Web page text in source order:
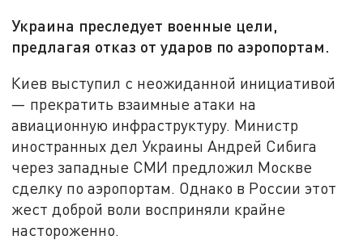
Украина преследует военные цели,
предлагая отказ от ударов по аэропортам.
Киев выступил с неожиданной инициативой
— прекратить взаимные атаки на
авиационную инфраструктуру. Министр
иностранных дел Украины Андрей Сибига
через западные СМИ предложил Москве
сделку по аэропортам. Однако в России этот
жест доброй воли восприняли крайне
настороженно.